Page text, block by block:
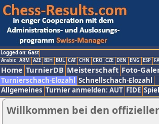
Logged on: Gast
Arabic ARM AZE BIH BUL CAT CHN CRO CZE DEN ENG ESP
Home TurnierDB Meisterschaft Foto-
Turnierschach-Elozahl Schnellschach-Elozahl
Allgemeines Turnier anmelden: AUT FIDE
Willkommen bei den